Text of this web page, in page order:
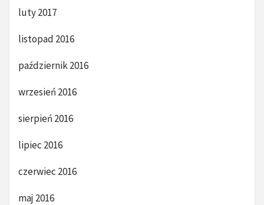
luty 2017
listopad 2016
październik 2016
wrzesień 2016
sierpień 2016
lipiec 2016
czerwiec 2016
maj 2016